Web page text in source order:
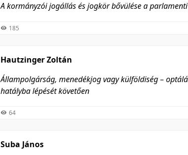
A kormányzói jogállás és jogkör bővülése a
185
Hautzinger Zoltán
Állampolgárság, menedékjog vagy külföldiség –
hatályba lépését követően
64
Suba János